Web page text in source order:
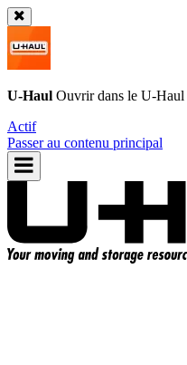
U-Haul Ouvrir dans le U-Haul
Actif
Passer au contenu principal